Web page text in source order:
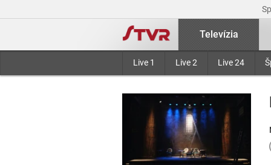
Televízia
Live 1 Live 2 Live 24